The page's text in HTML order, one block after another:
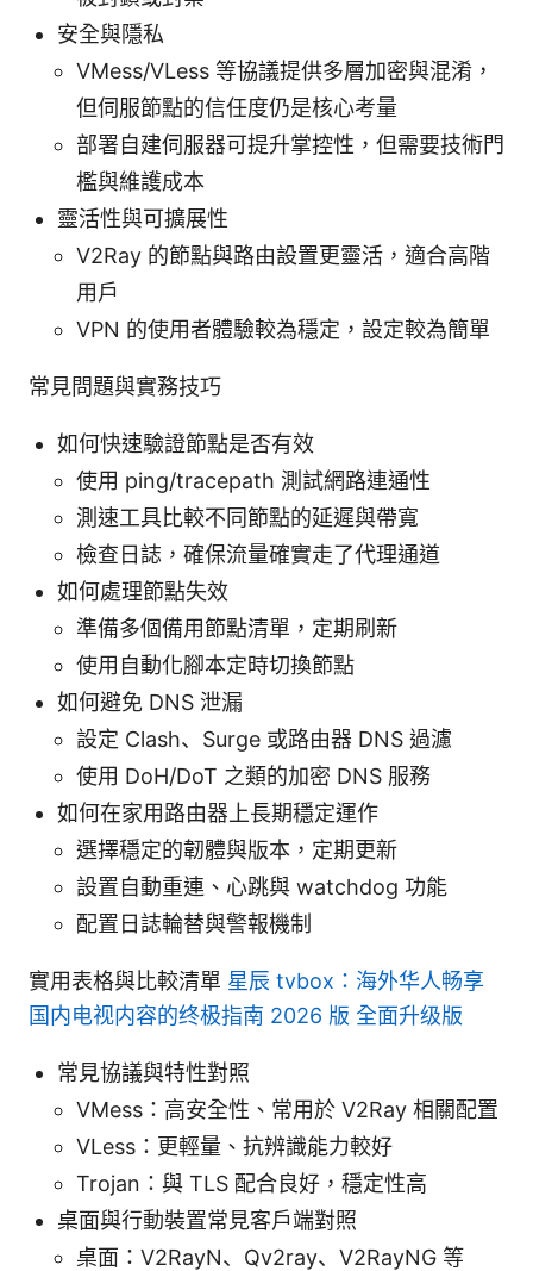
安全與隱私
VMess/VLess 等協議提供多層加密與混淆，
但伺服節點的信任度仍是核心考量
部署自建伺服器可提升掌控性，但需要技術門
檻與維護成本
靈活性與可擴展性
V2Ray 的節點與路由設置更靈活，適合高階
用戶
VPN 的使用者體驗較為穩定，設定較為簡單
常見問題與實務技巧
如何快速驗證節點是否有效
使用 ping/tracepath 測試網路連通性
測速工具比較不同節點的延遲與帶寬
檢查日誌，確保流量確實走了代理通道
如何處理節點失效
準備多個備用節點清單，定期刷新
使用自動化腳本定時切換節點
如何避免 DNS 泄漏
設定 Clash、Surge 或路由器 DNS 過濾
使用 DoH/DoT 之類的加密 DNS 服務
如何在家用路由器上長期穩定運作
選擇穩定的韌體與版本，定期更新
設置自動重連、心跳與 watchdog 功能
配置日誌輪替與警報機制
實用表格與比較清單 星辰 tvbox：海外华人畅享
国内电视内容的终极指南 2026 版 全面升级版
常見協議與特性對照
VMess：高安全性、常用於 V2Ray 相關配置
VLess：更輕量、抗辨識能力較好
Trojan：與 TLS 配合良好，穩定性高
桌面與行動裝置常見客戶端對照
桌面：V2RayN、Qv2ray、V2RayNG 等